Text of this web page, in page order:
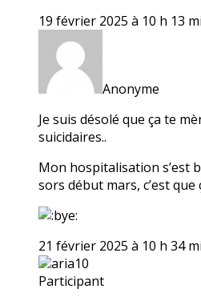
19 février 2025 à 10 h 13
Anonyme
Je suis désolé que ça te
suicidaires..
Mon hospitalisation s’est
sors début mars, c’est que
21 février 2025 à 10 h 34
aria10
Participant